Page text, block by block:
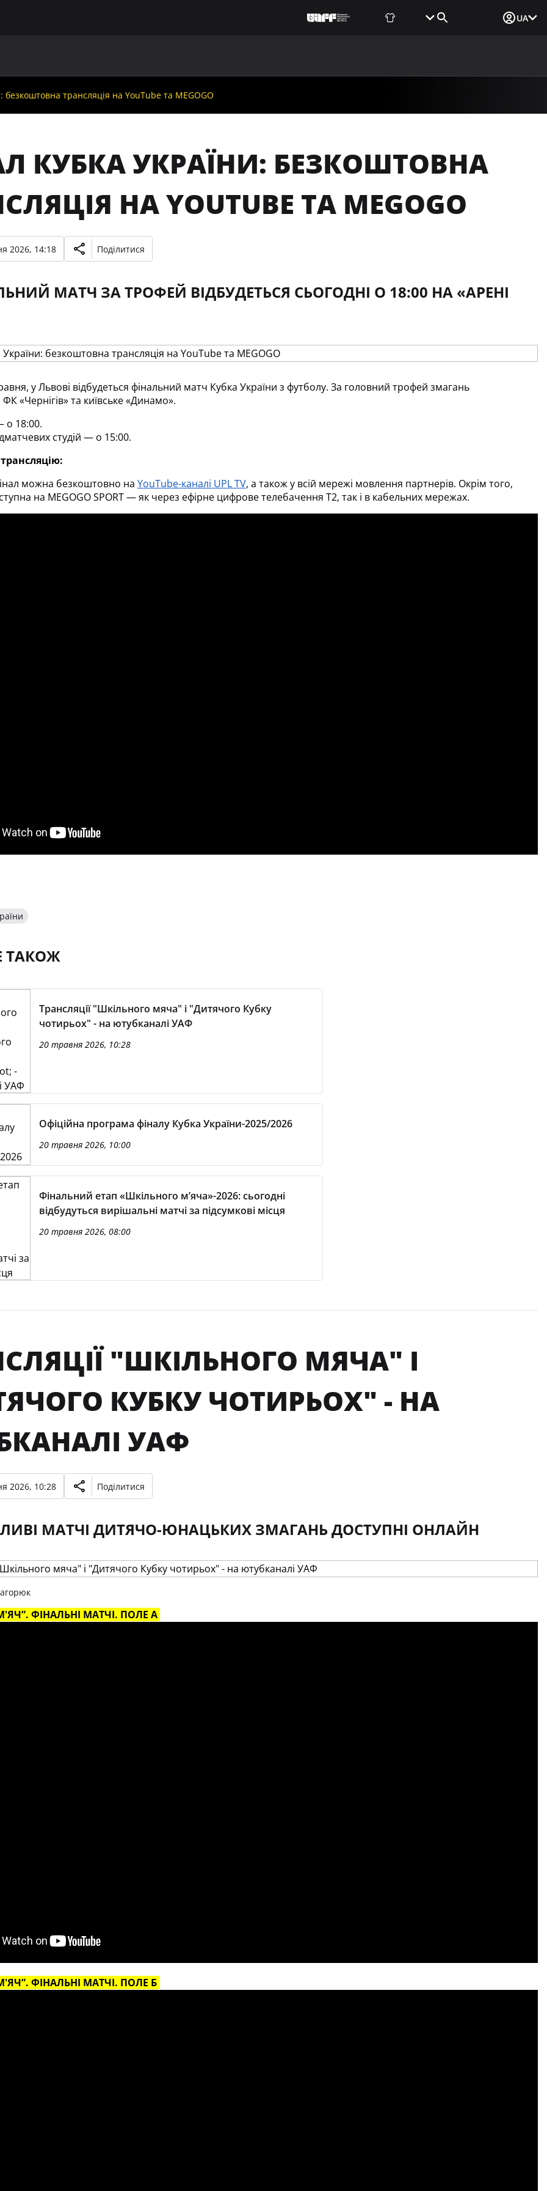
UA
безкоштовна трансляція на YouTube та MEGOGO
КУБКА УКРАЇНИ: БЕЗКОШТОВНА
НА YOUTUBE ТА MEGOGO
2026, 14:18 Поділитися
МАТЧ ЗА ТРОФЕЙ ВІДБУДЕТЬСЯ СЬОГОДНІ О 18:00 НА «АРЕНІ
у Львові відбудеться фінальний матч Кубка України з футболу. За головний трофей змагань
«Чернігів» та київське «Динамо».
о 18:00.
студій — о 15:00.
можна безкоштовно на YouTube-каналі UPL TV, а також у всій мережі мовлення партнерів. Окрім того,
на MEGOGO SPORT — як через ефірне цифрове телебачення Т2, так і в кабельних мережах.
ТАКОЖ
Трансляції "Шкільного мяча" і "Дитячого Кубку
чотирьох" - на ютубканалі УАФ
20 травня 2026, 10:28
Офіційна програма фіналу Кубка України-2025/2026
20 травня 2026, 10:00
Фінальний етап «Шкільного м’яча»-2026: сьогодні
відбудуться вирішальні матчі за підсумкові місця
20 травня 2026, 08:00
"ШКІЛЬНОГО МЯЧА" І
КУБКУ ЧОТИРЬОХ" - НА
УАФ
2026, 10:28 Поділитися
МАТЧІ ДИТЯЧО-ЮНАЦЬКИХ ЗМАГАНЬ ДОСТУПНІ ОНЛАЙН
ФІНАЛЬНІ МАТЧІ. ПОЛЕ А
ФІНАЛЬНІ МАТЧІ. ПОЛЕ Б